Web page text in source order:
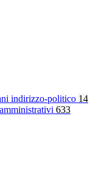
indirizzo-politico 14
633